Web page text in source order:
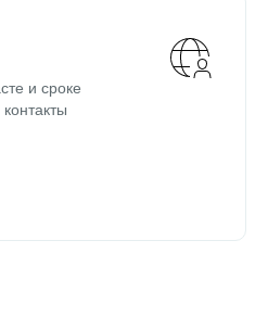
и сроке